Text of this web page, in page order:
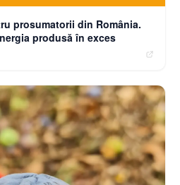
prosumatorii din România.
produsă în exces